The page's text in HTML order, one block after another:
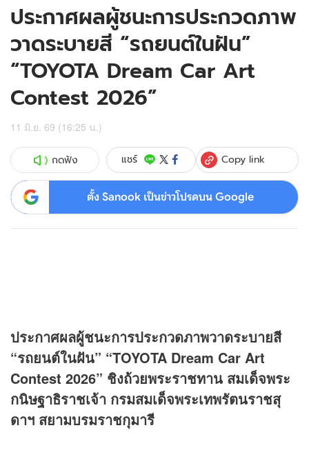
ประกาศผลผู้ชนะการประกวดภาพ
วาดระบายสี “รถยนต์ในฝัน”
“TOYOTA Dream Car Art
Contest 2026”
11 มิ.ย. 69 (16:25 น.)
กดฟัง แชร์ Copy link
ตั้ง Sanook เป็นข่าวโปรดบน Google
ประกาศผลผู้ชนะการประกวดภาพวาดระบายสี
“รถยนต์ในฝัน” “TOYOTA Dream Car Art
Contest 2026” ชิงถ้วยพระราชทาน สมเด็จพระ
กนิษฐาธิราชเจ้า กรมสมเด็จพระเทพรัตนราชสุ
ดาฯ สยามบรมราชกุมารี